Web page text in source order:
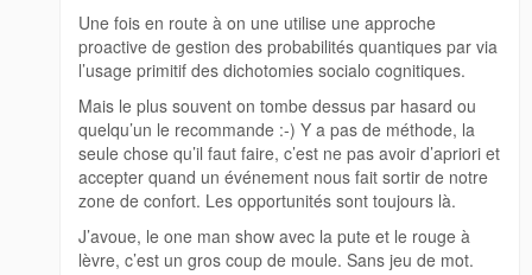
Une fois en route à on une utilise une approche
proactive de gestion des probabilités quantiques par via
l’usage primitif des dichotomies socialo cognitiques.
Mais le plus souvent on tombe dessus par hasard ou
quelqu’un le recommande :-) Y a pas de méthode, la
seule chose qu’il faut faire, c’est ne pas avoir d’apriori et
accepter quand un événement nous fait sortir de notre
zone de confort. Les opportunités sont toujours là.
J’avoue, le one man show avec la pute et le rouge à
lèvre, c’est un gros coup de moule. Sans jeu de mot.